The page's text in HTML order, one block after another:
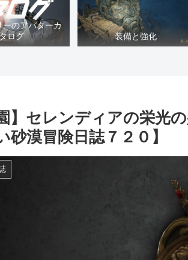
ーのアバターカ
ログ
装備と強化
園】セレンディアの栄光
砂漠冒険日誌７２０】